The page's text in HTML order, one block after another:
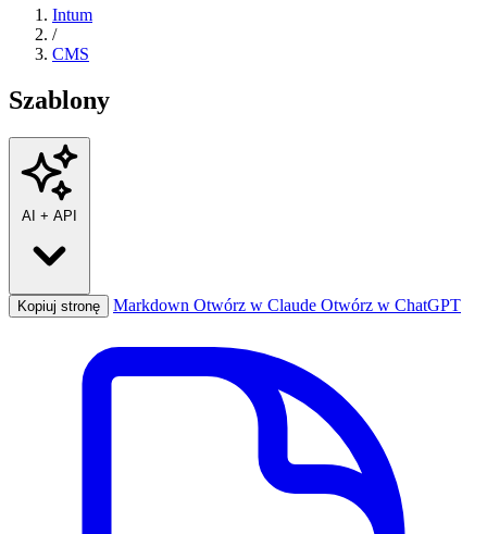
Intum
/
CMS
Szablony
AI + API
Kopiuj stronę Markdown Otwórz w Claude Otwórz w ChatGPT